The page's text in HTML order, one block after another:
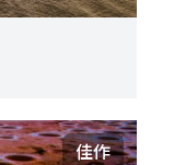
佳作